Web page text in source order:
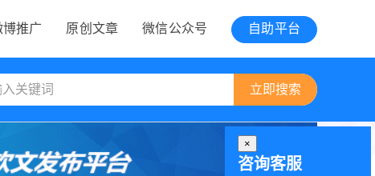
自助平台
微信公众号
原创文章
博推广
×
咨询客服